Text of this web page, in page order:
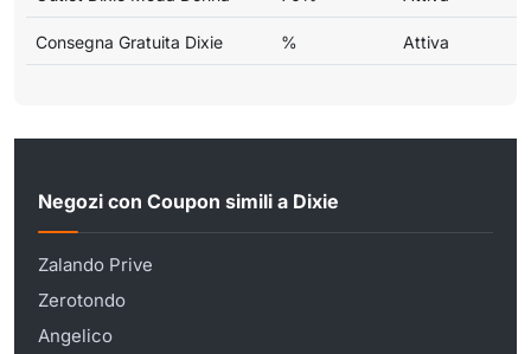
Consegna Gratuita Dixie % Attiva
Negozi con Coupon simili a Dixie
Zalando Prive
Zerotondo
Angelico